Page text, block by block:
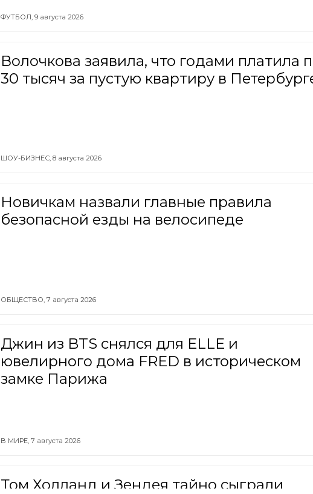
ФУТБОЛ, 9 августа 2026
Волочкова заявила, что годами платила
30 тысяч за пустую квартиру в
ШОУ-БИЗНЕС, 8 августа 2026
Новичкам назвали главные правила
безопасной езды на велосипеде
ОБЩЕСТВО, 7 августа 2026
Джин из BTS снялся для ELLE и
ювелирного дома FRED в историческом
замке Парижа
В МИРЕ, 7 августа 2026
Том Холланд и Зендея тайно сыграли